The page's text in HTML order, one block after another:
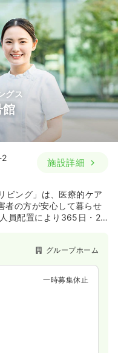
グス
2
施設詳細
ビング」は、医療的ケア
者の方が安心して暮らせ
員配置により365日・24
できる施設です。
グループホーム
一時募集休止